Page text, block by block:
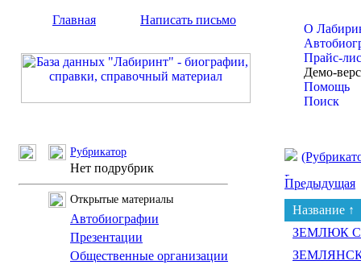
Главная Написать письмо
О
Прайс-
Демо-
Помощь
Поиск
Рубрикатор
Нет подрубрик
Открытые материалы
Автобиографии
Презентации
Общественные организации
Предыдущая
Название ↑
ЗЕМЛЮК